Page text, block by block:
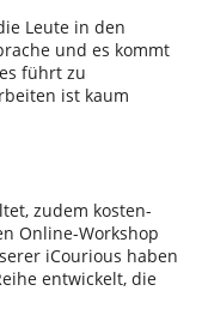
Leute in den
und es kommt
führt zu
ist kaum
zudem kosten-
Online-Workshop
iCourious haben
entwickelt, die